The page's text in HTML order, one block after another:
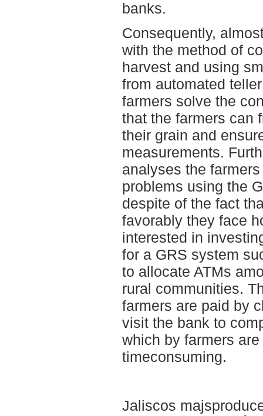
banks.
Consequently,
with the method of
harvest and using
from automated
farmers solve the
that the farmers can
their grain and
measurements.
analyses the
problems using the
despite of the fact
favorably they face
interested in
for a GRS system
to allocate ATMs
rural communities.
farmers are paid by
visit the bank to
which by farmers
timeconsuming.
Jaliscos